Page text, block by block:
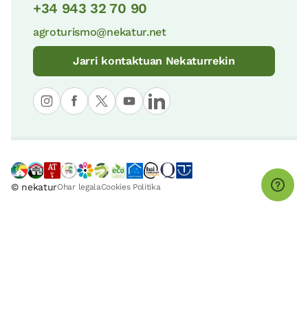
+34 943 32 70 90
agroturismo@nekatur.net
Jarri kontaktuan Nekaturrekin
© nekaturOhar legalaCookies Politika